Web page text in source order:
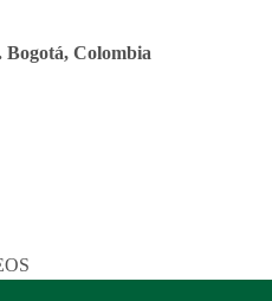
Bogotá, Colombia